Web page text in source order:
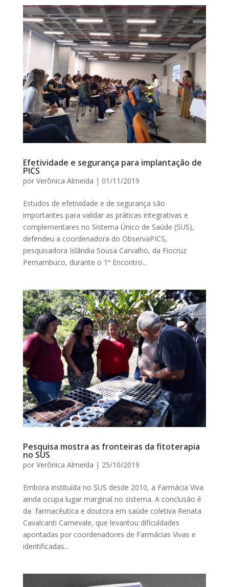
Efetividade e segurança para implantação de
PICS
por Verônica Almeida | 01/11/2019
Estudos de efetividade e de segurança são
importantes para validar as práticas integrativas e
complementares no Sistema Único de Saúde (SUS),
defendeu a coordenadora do ObservaPICS,
pesquisadora Islândia Sousa Carvalho, da Fiocruz
Pernambuco, durante o 1º Encontro...
Pesquisa mostra as fronteiras da fitoterapia
no SUS
por Verônica Almeida | 25/10/2019
Embora instituída no SUS desde 2010, a Farmácia Viva
ainda ocupa lugar marginal no sistema. A conclusão é
da farmacêutica e doutora em saúde coletiva Renata
Cavalcanti Carnevale, que levantou dificuldades
apontadas por coordenadores de Farmácias Vivas e
identificadas...